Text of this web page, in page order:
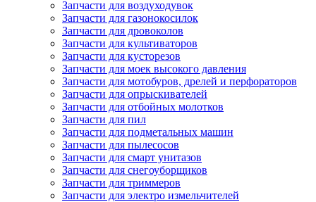
Запчасти для воздуходувок
Запчасти для газонокосилок
Запчасти для дровоколов
Запчасти для культиваторов
Запчасти для кусторезов
Запчасти для моек высокого давления
Запчасти для мотобуров, дрелей и перфораторов
Запчасти для опрыскивателей
Запчасти для отбойных молотков
Запчасти для пил
Запчасти для подметальных машин
Запчасти для пылесосов
Запчасти для смарт унитазов
Запчасти для снегоуборщиков
Запчасти для триммеров
Запчасти для электро измельчителей